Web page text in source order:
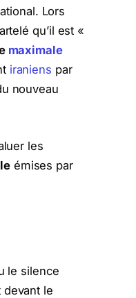
Lors
qu’il est «
maximale
iraniens par
nouveau
les
émises par
le silence
devant le